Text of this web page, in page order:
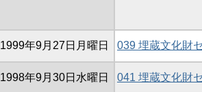
1999年9月27日月曜日 039 埋蔵文化財
1998年9月30日水曜日 041 埋蔵文化財